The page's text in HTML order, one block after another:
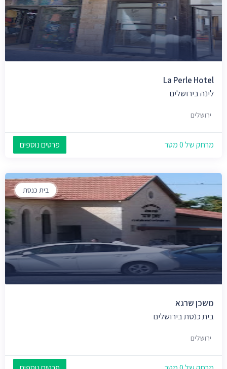
La Perle Hotel
לינה בירושלים
ירושלים
מרחק של 0 מטר פרטים נוספים
בית כנסת
משכן שרגא
בית כנסת בירושלים
ירושלים